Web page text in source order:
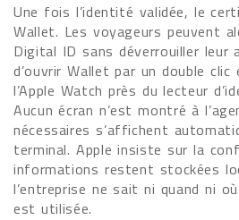
Une fois l’identité validée, le
Wallet. Les voyageurs peuvent
Digital ID sans déverrouiller leur
d’ouvrir Wallet par un double
l’Apple Watch près du lecteur
Aucun écran n’est montré à
nécessaires s’affichent
terminal. Apple insiste sur la
informations restent stockées
l’entreprise ne sait ni quand ni
est utilisée.